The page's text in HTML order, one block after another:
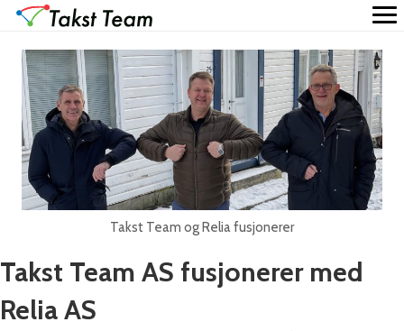
Takst Team og Relia fusjonerer
Takst Team AS fusjonerer med
Relia AS